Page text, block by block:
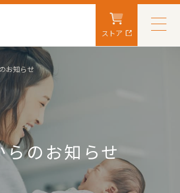
ストア
お知らせ
らのお知らせ